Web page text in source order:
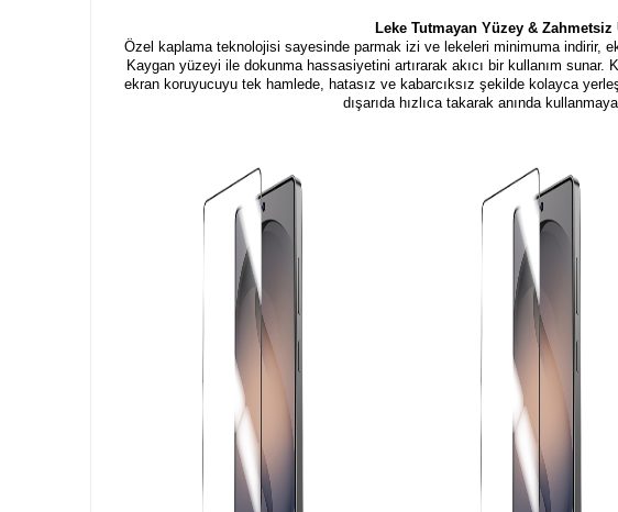
Leke Tutmayan Yüzey & Zahmetsiz
Özel kaplama teknolojisi sayesinde parmak izi ve lekeleri minimuma indirir,
Kaygan yüzeyi ile dokunma hassasiyetini artırarak akıcı bir kullanım sunar.
ekran koruyucuyu tek hamlede, hatasız ve kabarcıksız şekilde kolayca
dışarıda hızlıca takarak anında